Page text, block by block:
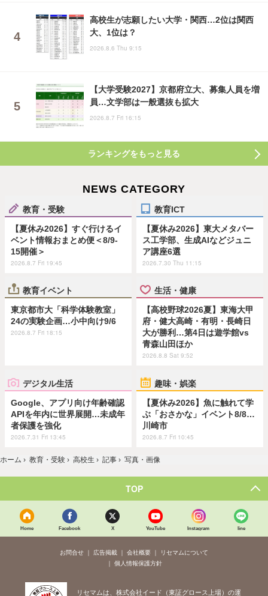
高校生が志願したい大学・関西…2位は関西
大、1位は？
2026.8.6 Thu 9:15
【大学受験2027】京都府立大、募集人員を増
員…文学部は一般選抜も拡大
2026.8.7 Fri 16:15
ランキングをもっと見る
NEWS CATEGORY
教育・受験
【夏休み2026】すぐ行けるイ
ベント情報おまとめ便＜8/9-
15開催＞
2026.8.7 Fri 19:45
教育ICT
【夏休み2026】東大メタバー
ス工学部、生成AIなどジュニ
ア講座6選
2026.7.30 Thu 11:15
教育イベント
東京都市大「科学体験教室」
24の実験企画…小中向け9/6
2026.8.7 Fri 18:15
生活・健康
【高校野球2026夏】東海大甲
府・健大高崎・有明・長崎日
大が勝利…第4日は遊学館vs
青森山田ほか
2026.8.8 Sat 9:52
デジタル生活
Google、アプリ向け年齢確認
APIを年内に世界展開…未成年
者保護を強化
2026.7.31 Fri 13:45
趣味・娯楽
【夏休み2026】魚に触れて学
ぶ「おさかな」イベント8/8…
川崎市
2026.8.7 Fri 10:45
ホーム › 教育・受験 › 高校生 › 記事 › 写真・画像
TOP
Home Facebook X YouTube Instagram line
お問合せ 広告掲載 会社概要
リセマムについて
個人情報保護方針
リセマムは、株式会社イード（東証グロース上場）の運